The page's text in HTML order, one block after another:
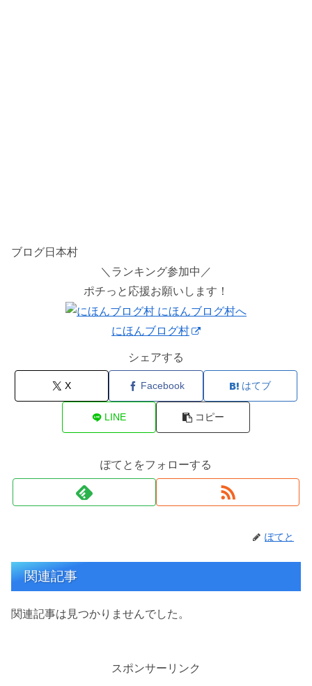
ブログ日本村
＼ランキング参加中／
ポチっと応援お願いします！
にほんブログ村
シェアする
X Facebook はてブ
LINE コピー
ぽてとをフォローする
ぽてと
関連記事
関連記事は見つかりませんでした。
スポンサーリンク